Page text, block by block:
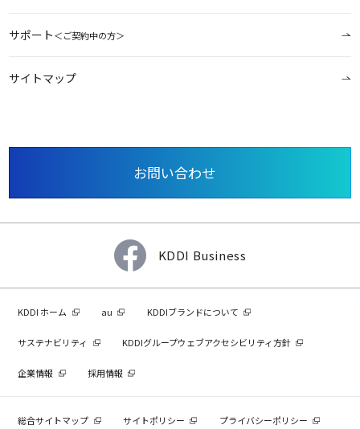
サポート＜ご契約中の方＞
サイトマップ
お問い合わせ
KDDI Business
KDDI ホーム au KDDIブランドについて
サステナビリティ KDDIグループウェブアクセシビリティ方針
企業情報 採用情報
総合サイトマップ サイトポリシー プライバシーポリシー